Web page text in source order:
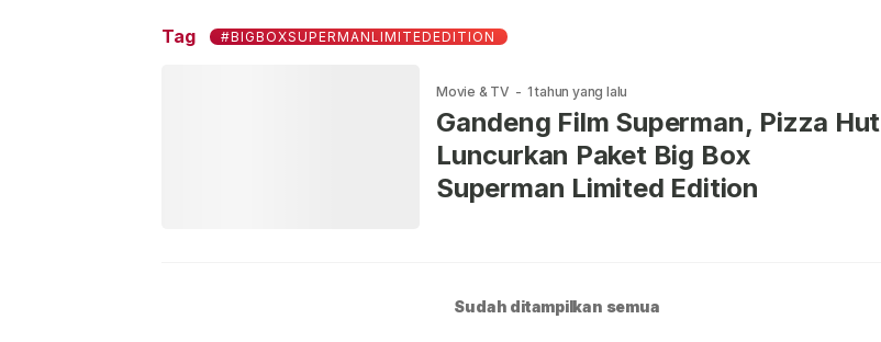
Tag #BIGBOXSUPERMANLIMITEDEDITION
Movie & TV - 1 tahun yang lalu
Gandeng Film Superman, Pizza Hut
Luncurkan Paket Big Box
Superman Limited Edition
Sudah ditampilkan semua